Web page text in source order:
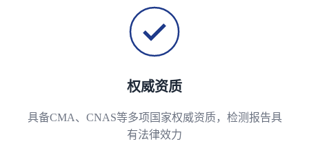
权威资质
具备CMA、CNAS等多项国家权威资质，检测报告具
有法律效力